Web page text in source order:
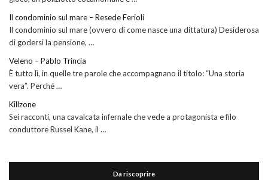
Il condominio sul mare – Resede Ferioli
Il condominio sul mare (ovvero di come nasce una dittatura) Desiderosa
di godersi la pensione, …
Veleno – Pablo Trincia
È tutto lì, in quelle tre parole che accompagnano il titolo: “Una storia
vera”. Perché …
Killzone
Sei racconti, una cavalcata infernale che vede a protagonista e filo
conduttore Russel Kane, il …
Da riscoprire